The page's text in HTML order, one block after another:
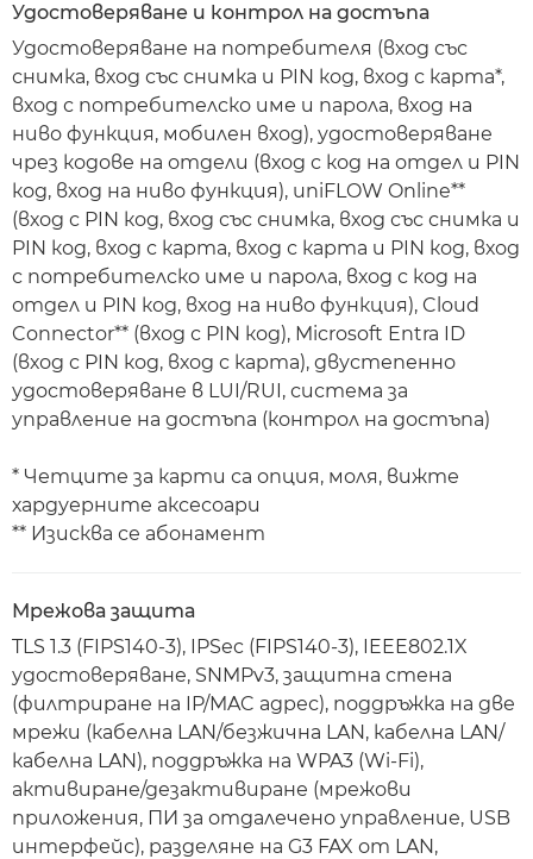
Удостоверяване и контрол на достъпа
Удостоверяване на потребителя (вход със
снимка, вход със снимка и PIN код, вход с карта*,
вход с потребителско име и парола, вход на
ниво функция, мобилен вход), удостоверяване
чрез кодове на отдели (вход с код на отдел и PIN
код, вход на ниво функция), uniFLOW Online**
(вход с PIN код, вход със снимка, вход със снимка и
PIN код, вход с карта, вход с карта и PIN код, вход
с потребителско име и парола, вход с код на
отдел и PIN код, вход на ниво функция), Cloud
Connector** (вход с PIN код), Microsoft Entra ID
(вход с PIN код, вход с карта), двустепенно
удостоверяване в LUI/RUI, система за
управление на достъпа (контрол на достъпа)
* Четците за карти са опция, моля, вижте
хардуерните аксесоари
** Изисква се абонамент
Мрежова защита
TLS 1.3 (FIPS140-3), IPSec (FIPS140-3), IEEE802.1X
удостоверяване, SNMPv3, защитна стена
(филтриране на IP/MAC адрес), поддръжка на две
мрежи (кабелна LAN/безжична LAN, кабелна LAN/
кабелна LAN), поддръжка на WPA3 (Wi-Fi),
активиране/дезактивиране (мрежови
приложения, ПИ за отдалечено управление, USB
интерфейс), разделяне на G3 FAX от LAN,